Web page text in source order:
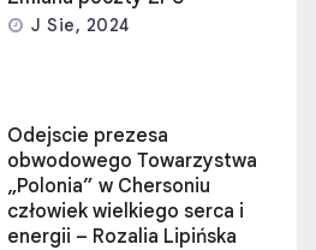
J Sie, 2024
Odejscie prezesa
obwodowego Towarzystwa
„Polonia” w Chersoniu
człowiek wielkiego serca i
energii – Rozalia Lipińska